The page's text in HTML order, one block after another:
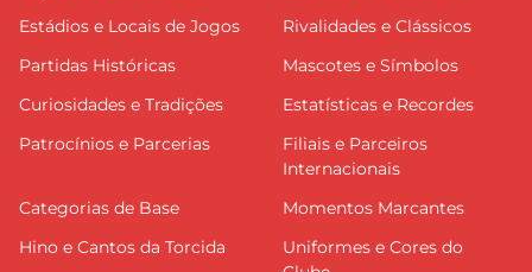
Estádios e Locais de Jogos
Rivalidades e Clássicos
Partidas Históricas
Mascotes e Símbolos
Curiosidades e Tradições
Estatísticas e Recordes
Patrocínios e Parcerias
Filiais e Parceiros
Internacionais
Categorias de Base
Momentos Marcantes
Hino e Cantos da Torcida
Uniformes e Cores do